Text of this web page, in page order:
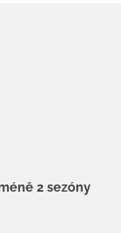
2 sezóny